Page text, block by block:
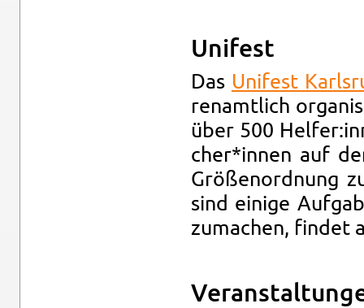
Uni­fest
Das Uni­fest
ren­amt­lich
über 500
cher*innen auf
Grö­ßen­ord­nung
sind ei­ni­ge
zu­ma­chen, fin­det